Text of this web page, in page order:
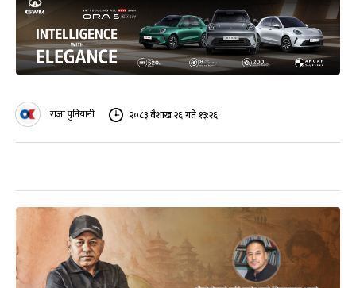
राजा पुनियानी २०८३ वैशाख २६ गते १३:२६